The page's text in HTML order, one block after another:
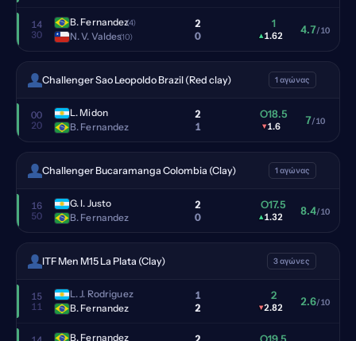
14
30
B. Fernandez(4)
N. V. Valdes(10)
2
0
1
▴1.62 4.7/10
Challenger Sao Leopoldo Brazil (Red clay) 1 αγώνας
00
20
L. Midon
B. Fernandez
2
1
O18.5
▾1.6 7/10
Challenger Bucaramanga Colombia (Clay) 1 αγώνας
16
50
G. I. Justo
B. Fernandez
2
0
O17.5
▴1.32 8.4/10
ITF Men M15 La Plata (Clay) 3 αγώνες
15
11
L. J. Rodriguez
B. Fernandez
1
2
2
▾2.82 2.6/10
B. Fernandez